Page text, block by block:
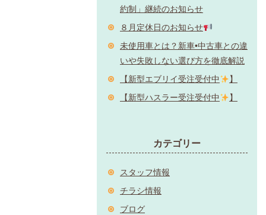
約制」継続のお知らせ
８月定休日のお知らせ
未使用車とは？新車•中古車との違
いや失敗しない選び方を徹底解説
【新型エブリイ受注受付中
】
【新型ハスラー受注受付中
】
カテゴリー
スタッフ情報
チラシ情報
ブログ